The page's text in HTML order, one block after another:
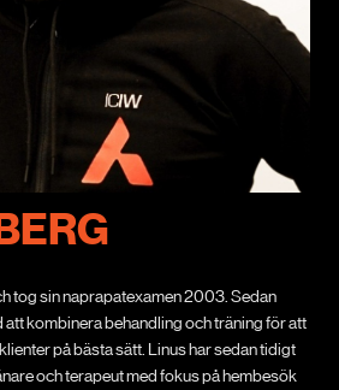
tog sin naprapatexamen 2003. Sedan
att kombinera behandling och träning för att
på bästa sätt. Linus har sedan tidigt
och terapeut med fokus på hembesök